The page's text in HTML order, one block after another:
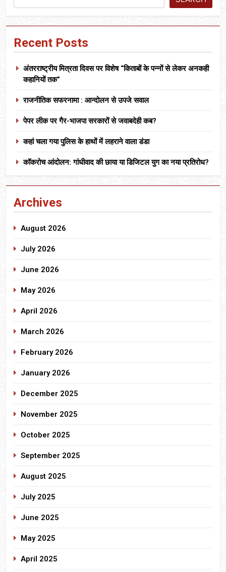
Recent Posts
अंतरराष्ट्रीय मित्रता दिवस पर विशेष “किताबों के पन्नों से लेकर अनकही
कहानियों तक”
राजनीतिक सफरनामा : आन्दोलन से उपजे सवाल
पेपर लीक पर गैर-भाजपा सरकारों से जवाबदेही कब?
कहां चला गया पुलिस के हाथों में लहराने वाला डंडा
कॉकरोच आंदोलन: गांधीवाद की छाया या डिजिटल युग का नया प्रतिरोध?
Archives
August 2026
July 2026
June 2026
May 2026
April 2026
March 2026
February 2026
January 2026
December 2025
November 2025
October 2025
September 2025
August 2025
July 2025
June 2025
May 2025
April 2025